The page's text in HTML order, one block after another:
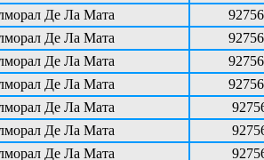
Де Ла Мата
Де Ла Мата
Де Ла Мата
Де Ла Мата
Де Ла Мата
Де Ла Мата
Де Ла Мата